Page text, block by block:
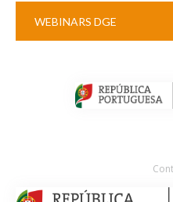
WEBINARS DGE